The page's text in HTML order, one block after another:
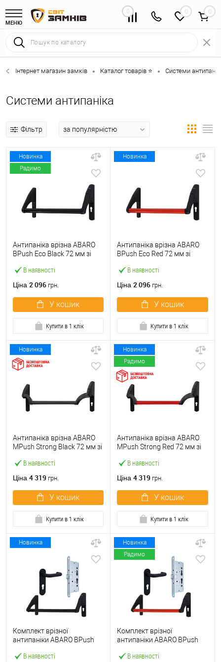
МЕНЮ
0 0
Інтернет магазин замків • Каталог товарів ⭐ • Системи
Системи антипаніка
Фільтр
Новинка
Радимо
В наявності
Антипаніка врізна ABARO
BPush Eco Black 72 мм зі
Ціна 2 096 грн.
У кошик
Купити в 1 клік
Новинка
В наявності
Антипаніка врізна ABARO
BPush Eco Red 72 мм зі
Ціна 2 096 грн.
У кошик
Купити в 1 клік
Новинка
В наявності
Антипаніка врізна ABARO
МPush Strong Black 72 мм зі
Ціна 4 319 грн.
У кошик
Купити в 1 клік
Новинка
Радимо
В наявності
Антипаніка врізна ABARO
МPush Strong Red 72 мм зі
Ціна 4 319 грн.
У кошик
Купити в 1 клік
Новинка
В наявності
Комплект врізної
антипаніки ABARO BPush
чорний із замком та ручкою
Новинка
Радимо
В наявності
Комплект врізної
антипаніки ABARO BPush
червоний із замком та